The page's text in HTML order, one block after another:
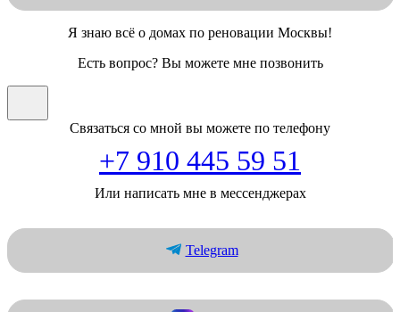
Я знаю всё о домах по реновации Москвы!
Есть вопрос? Вы можете мне позвонить
Связаться со мной вы можете по телефону
+7 910 445 59 51
Или написать мне в мессенджерах
Telegram